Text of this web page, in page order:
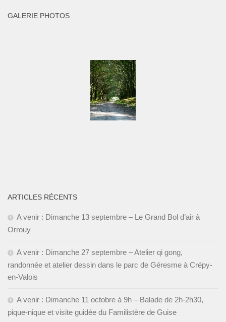
GALERIE PHOTOS
ARTICLES RÉCENTS
A venir : Dimanche 13 septembre – Le Grand Bol d’air à
Orrouy
A venir : Dimanche 27 septembre – Atelier qi gong,
randonnée et atelier dessin dans le parc de Géresme à Crépy-
en-Valois
A venir : Dimanche 11 octobre à 9h – Balade de 2h-2h30,
pique-nique et visite guidée du Familistère de Guise